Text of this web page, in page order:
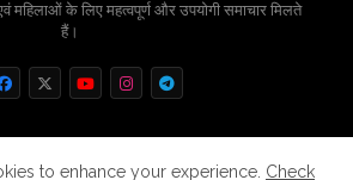
एवं महिलाओं के लिए महत्वपूर्ण और उपयोगी समाचार मिलते
हैं।
Contact us Privacy Policy
to enhance your experience. Check